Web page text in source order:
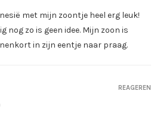
met mijn zoontje heel erg leuk!
nog zo is geen idee. Mijn zoon is
in zijn eentje naar praag.
REAGEREN